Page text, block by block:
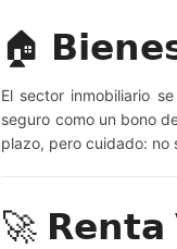
🏠
El sector inmobiliario
seguro como un bono
plazo, pero cuidado: no
🚀 𝗥𝗲𝗻𝘁𝗮